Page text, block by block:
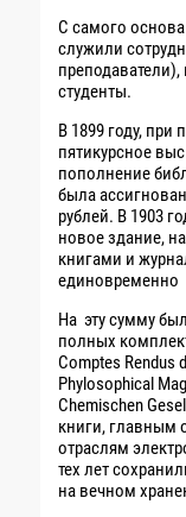
С самого
служили
студенты.
В 1899 году, при
пятикурсное
пополнение
была
рублей. В 1903
новое здание,
книгами и
единовременно
На эту сумму
полных
Comptes Rendus
Phylosophical
Chemischen
книги, главным
отраслям
тех лет
на вечном